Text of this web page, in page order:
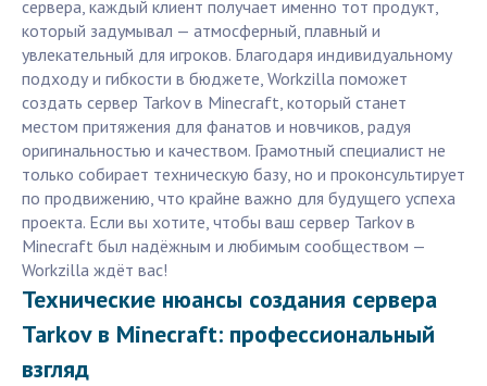
сервера, каждый клиент получает именно тот продукт,
который задумывал — атмосферный, плавный и
увлекательный для игроков. Благодаря индивидуальному
подходу и гибкости в бюджете, Workzilla поможет
создать сервер Tarkov в Minecraft, который станет
местом притяжения для фанатов и новчиков, радуя
оригинальностью и качеством. Грамотный специалист не
только собирает техническую базу, но и проконсультирует
по продвижению, что крайне важно для будущего успеха
проекта. Если вы хотите, чтобы ваш сервер Tarkov в
Minecraft был надёжным и любимым сообществом —
Workzilla ждёт вас!
Технические нюансы создания сервера
Tarkov в Minecraft: профессиональный
взгляд